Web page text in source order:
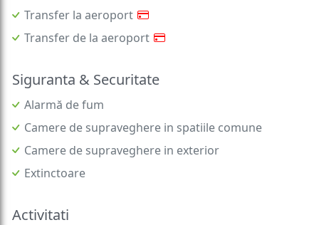
Transfer la aeroport
Transfer de la aeroport
Siguranta & Securitate
Alarmă de fum
Camere de supraveghere in spatiile comune
Camere de supraveghere in exterior
Extinctoare
Activitati